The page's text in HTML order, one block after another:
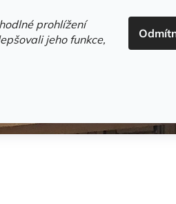
prohlížení
jeho funkce,
HLEDAT